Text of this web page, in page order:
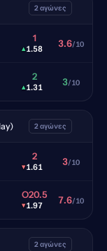
2 αγώνες
1
▴1.58 3.6/10
2
▴1.31 3/10
2 αγώνες
2
▾1.61 3/10
O20.5
▾1.97 7.6/10
2 αγώνες